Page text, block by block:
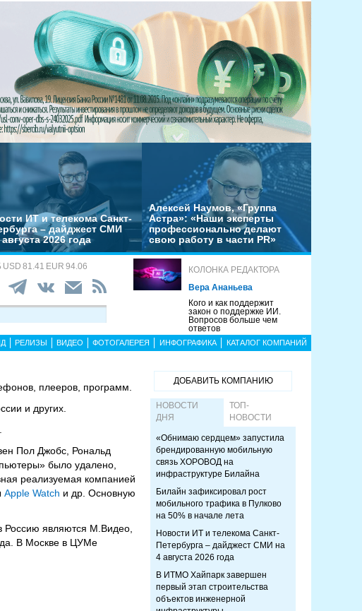
ИТ и телекома Санкт-
– дайджест СМИ
2026 года
Алексей Наумов, «Группа
Астра»: «Наши эксперты
профессионально делают
свою работу в части PR»
USD 81.41 EUR 94.06
КОЛОНКА РЕДАКТОРА
Вера Ананьева
Кого и как поддержит
закон о поддержке ИИ.
Вопросов больше чем
ответов
РЕЛИЗЫ ВИДЕО ФОТОГАЛЕРЕЯ ИНФОГРАФИКА КАТАЛОГ КОМПАНИЙ
плееров, программ.
и других.
Пол Джобс, Рональд
было удалено,
реализуемая компанией
Apple Watch и др. Основную
Россию являются М.Видео,
В Москве в ЦУМе
ДОБАВИТЬ КОМПАНИЮ
НОВОСТИ
ДНЯ
ТОП-
НОВОСТИ
«Обнимаю сердцем» запустила
брендированную мобильную
связь ХОРОВОД на
инфраструктуре Билайна
Билайн зафиксировал рост
мобильного трафика в Пулково
на 50% в начале лета
Новости ИТ и телекома Санкт-
Петербурга – дайджест СМИ на
4 августа 2026 года
В ИТМО Хайпарк завершен
первый этап строительства
объектов инженерной